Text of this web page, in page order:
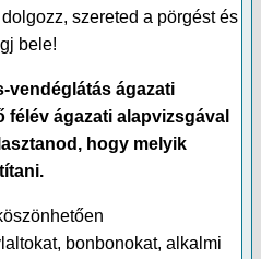
szereted a pörgést és
bele!
vendéglátás ágazati
ágazati alapvizsgával
hogy melyik
bonbonokat, alkalmi